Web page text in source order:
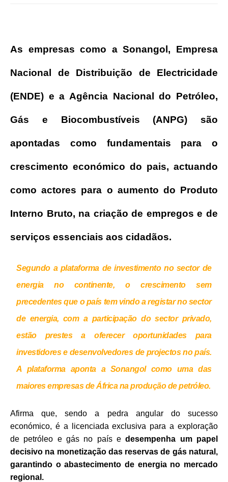
As empresas como a Sonangol, Empresa
Nacional de Distribuição de Electricidade
(ENDE) e a Agência Nacional do Petróleo,
Gás e Biocombustíveis (ANPG) são
apontadas como fundamentais para o
crescimento económico do pais, actuando
como actores para o aumento do Produto
Interno Bruto, na criação de empregos e de
serviços essenciais aos cidadãos.
Segundo a plataforma de investimento no sector de
energia no continente, o crescimento sem
precedentes que o país tem vindo a registar no sector
de energia, com a participação do sector privado,
estão prestes a oferecer oportunidades para
investidores e desenvolvedores de projectos no país.
A plataforma aponta a Sonangol como uma das
maiores empresas de África na produção de petróleo.
Afirma que, sendo a pedra angular do sucesso
económico, é a licenciada exclusiva para a exploração
de petróleo e gás no país edesempenha um papel
decisivo na monetização das reservas de gás natural,
garantindo o abastecimento de energia no mercado
regional.